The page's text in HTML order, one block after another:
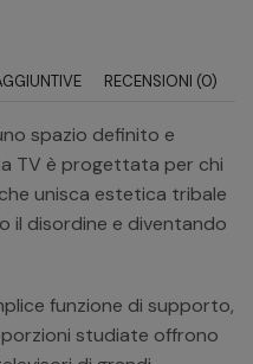
RECENSIONI (0)
spazio definito e
TV è progettata per chi
unisca estetica tribale
il disordine e diventando
funzione di supporto,
studiate offrono